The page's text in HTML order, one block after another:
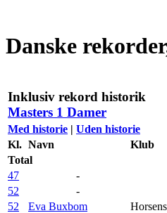
Danske
Inklusiv rekord historik
Masters 1 Damer
Med historie | Uden historie
Kl. Navn Klub
Total
47
-
52
-
52
Eva Buxbom